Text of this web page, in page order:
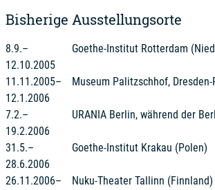
Bisherige Ausstellungsorte
8.9.–
12.10.2005
Goethe-Institut Rotterdam
11.11.2005–
12.1.2006
Museum Palitzschhof,
7.2.–
19.2.2006
URANIA Berlin, während der
31.5.–
28.6.2006
Goethe-Institut Krakau (Polen)
26.11.2006–
Nuku-Theater Tallinn (Finnland)